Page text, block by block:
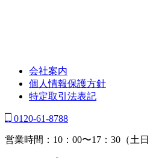
会社案内
個人情報保護方針
特定取引法表記
0120-61-8788
営業時間：10：00〜17：30（土日